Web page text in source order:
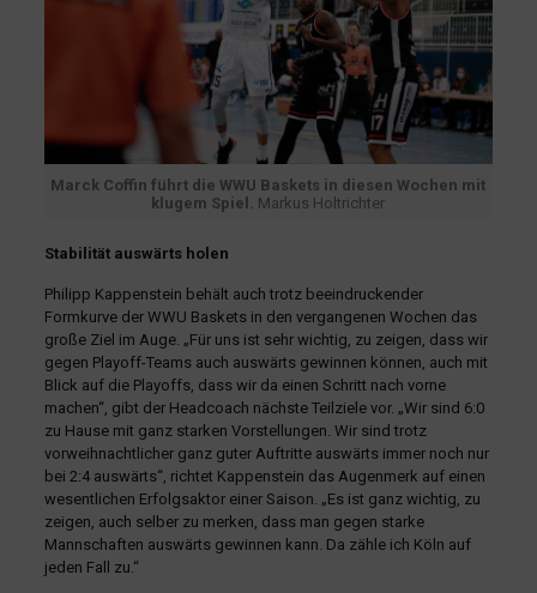
Marck Coffin führt die WWU Baskets in diesen Wochen mit
klugem Spiel. Markus Holtrichter
Stabilität auswärts holen
Philipp Kappenstein behält auch trotz beeindruckender
Formkurve der WWU Baskets in den vergangenen Wochen das
große Ziel im Auge. „Für uns ist sehr wichtig, zu zeigen, dass wir
gegen Playoff-Teams auch auswärts gewinnen können, auch mit
Blick auf die Playoffs, dass wir da einen Schritt nach vorne
machen“, gibt der Headcoach nächste Teilziele vor. „Wir sind 6:0
zu Hause mit ganz starken Vorstellungen. Wir sind trotz
vorweihnachtlicher ganz guter Auftritte auswärts immer noch nur
bei 2:4 auswärts“, richtet Kappenstein das Augenmerk auf einen
wesentlichen Erfolgsaktor einer Saison. „Es ist ganz wichtig, zu
zeigen, auch selber zu merken, dass man gegen starke
Mannschaften auswärts gewinnen kann. Da zähle ich Köln auf
jeden Fall zu.“